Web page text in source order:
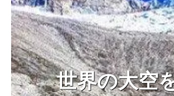
世界の大空